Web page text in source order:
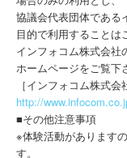
協議会代表団体である
目的で利用することは
インフォコム株式会社
ホームページをご覧下
［インフォコム株式
http://
■その他注意事項
※体験活動があります
す。